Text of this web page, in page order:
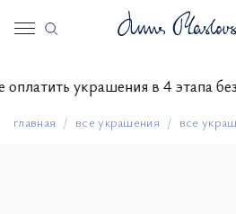
оплатить украшения в 4
главная все украшения все